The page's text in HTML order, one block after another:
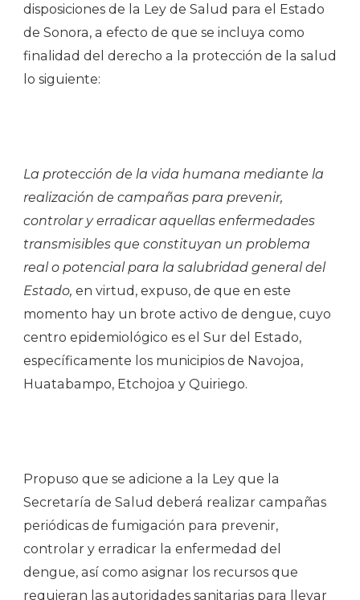
disposiciones de la Ley de Salud para el Estado
de Sonora, a efecto de que se incluya como
finalidad del derecho a la protección de la salud
lo siguiente:
La protección de la vida humana mediante la
realización de campañas para prevenir,
controlar y erradicar aquellas enfermedades
transmisibles que constituyan un problema
real o potencial para la salubridad general del
Estado, en virtud, expuso, de que en este
momento hay un brote activo de dengue, cuyo
centro epidemiológico es el Sur del Estado,
específicamente los municipios de Navojoa,
Huatabampo, Etchojoa y Quiriego.
Propuso que se adicione a la Ley que la
Secretaría de Salud deberá realizar campañas
periódicas de fumigación para prevenir,
controlar y erradicar la enfermedad del
dengue, así como asignar los recursos que
requieran las autoridades sanitarias para llevar